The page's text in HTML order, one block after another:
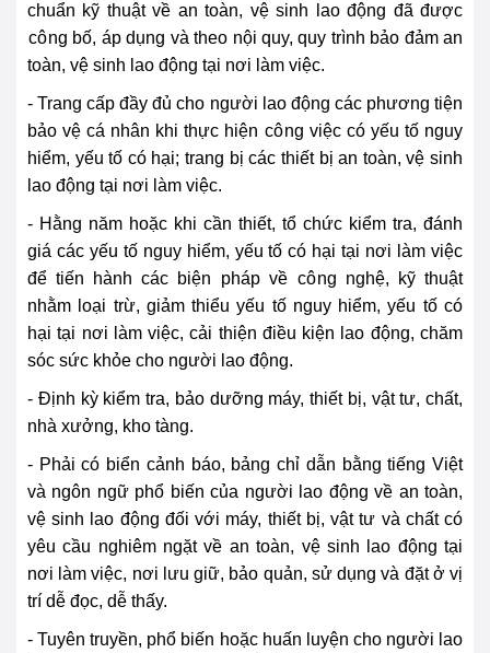
chuẩn kỹ thuật về an toàn, vệ sinh lao động đã được
công bố, áp dụng và theo nội quy, quy trình bảo đảm an
toàn, vệ sinh lao động tại nơi làm việc.
- Trang cấp đầy đủ cho người lao động các phương tiện
bảo vệ cá nhân khi thực hiện công việc có yếu tố nguy
hiểm, yếu tố có hại; trang bị các thiết bị an toàn, vệ sinh
lao động tại nơi làm việc.
- Hằng năm hoặc khi cần thiết, tổ chức kiểm tra, đánh
giá các yếu tố nguy hiểm, yếu tố có hại tại nơi làm việc
để tiến hành các biện
pháp về công nghệ, kỹ thuật
nhằm loại trừ, giảm thiểu yếu tố nguy hiểm, yếu tố có
hại tại nơi làm việc, cải thiện điều kiện lao động, chăm
sóc sức khỏe cho người lao động.
- Định kỳ kiểm tra, bảo dưỡng máy, thiết bị, vật tư, chất,
nhà xưởng, kho tàng.
- Phải có biển cảnh báo, bảng chỉ dẫn bằng tiếng Việt
và ngôn ngữ phổ biến của người lao động về an toàn,
vệ sinh lao động đối với máy, thiết bị, vật tư và chất có
yêu cầu nghiêm ngặt về an toàn, vệ sinh lao động tại
nơi làm việc, nơi lưu giữ, bảo quản, sử dụng và đặt ở vị
trí dễ đọc, dễ thấy.
- Tuyên truyền, phổ biến hoặc huấn luyện cho người lao